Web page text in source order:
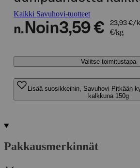
Kaikki Savuhovi-tuotteet
n. Noin3,59 € 23,93 €/
€/kg
Valitse toimitustapa
Lisää suosikkeihin, Savuhovi Pitkään
kalkkuna 150g
Pakkausmerkinnät